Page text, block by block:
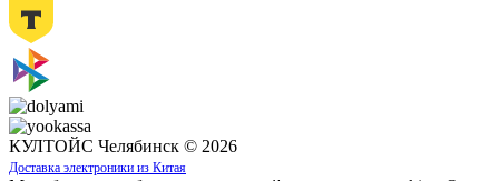
КУЛТОЙС Челябинск © 2026
Доставка электроники из Китая